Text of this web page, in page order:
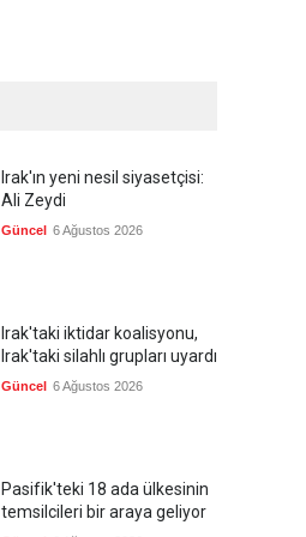
Irak'ın yeni nesil siyasetçisi:
Ali Zeydi
Güncel 6 Ağustos 2026
Irak'taki iktidar koalisyonu,
Irak'taki silahlı grupları uyardı
Güncel 6 Ağustos 2026
Pasifik'teki 18 ada ülkesinin
temsilcileri bir araya geliyor